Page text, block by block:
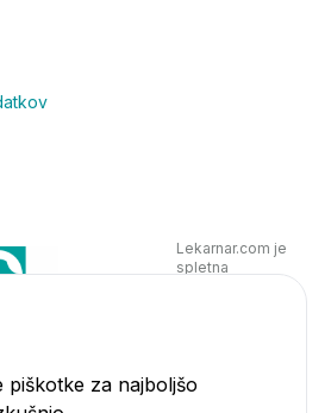
Lekarnar.com je
spletna
piškotke za najboljšo